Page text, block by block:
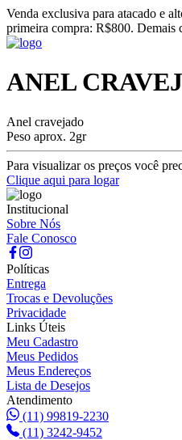
Venda exclusiva para atacado e
primeira compra: R$800. Demais
ANEL
Anel cravejado
Peso aprox. 2gr
Para visualizar os preços você
Clique aqui para logar
Institucional
Sobre Nós
Fale Conosco
Políticas
Entrega
Trocas e Devoluções
Privacidade
Links Úteis
Meu Cadastro
Meus Pedidos
Meus Endereços
Lista de Desejos
Atendimento
(11) 99819-2230
(11) 3242-9452